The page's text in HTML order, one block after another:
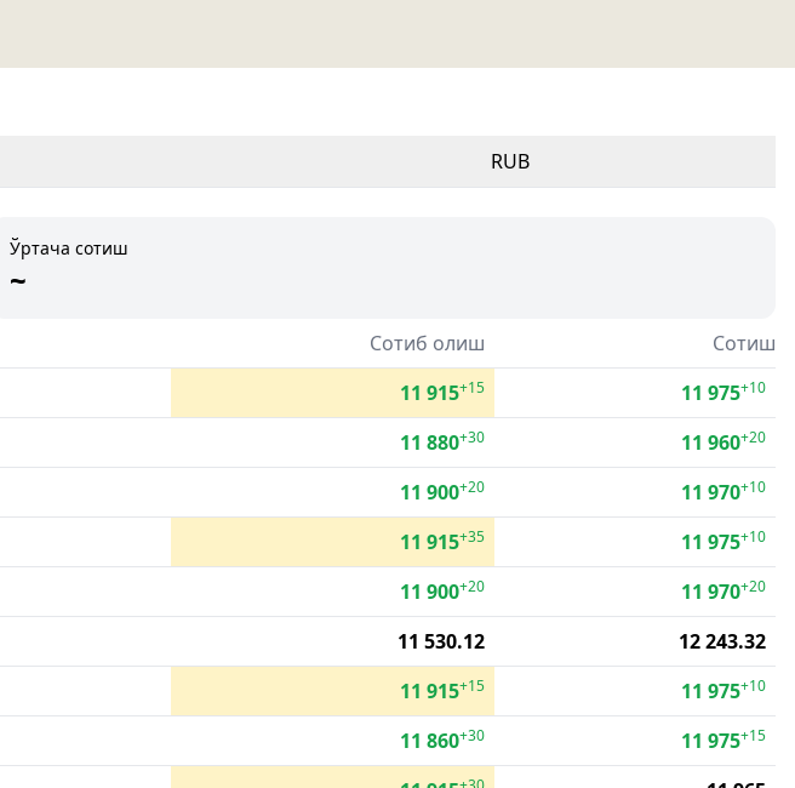
RUB
Ўртача сотиш
~
Сотиб олиш
Сотиш
11 915+15 11 975+10
11 880+30 11 960+20
11 900+20 11 970+10
11 915+35 11 975+10
11 900+20 11 970+20
11 530.12
12 243.32
11 915+15 11 975+10
11 860+30 11 975+15